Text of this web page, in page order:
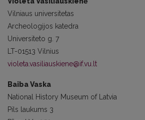
Vilniaus universitetas
Archeologijos katedra
Universiteto g. 7
LT-01513 Vilnius
violeta.vasiliauskiene@if.vu.lt
Baiba Vaska
National History Museum of Latvia
Pils laukums 3